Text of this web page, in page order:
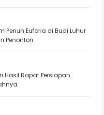
Penuh Euforia di Budi Luhur
Penonton
Hasil Rapat Persiapan